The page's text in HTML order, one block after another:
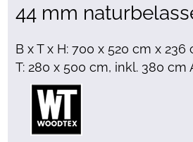
44 mm
B x T x H: 700 x 520 cm x
T: 280 x 500 cm, inkl. 380 cm